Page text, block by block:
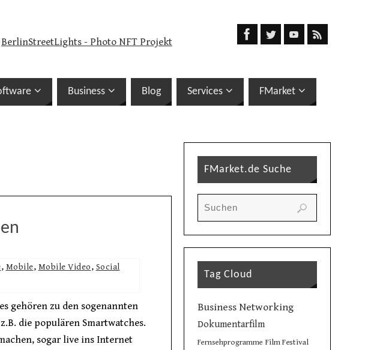
BerlinStreetLights - Photo NFT Projekt
Business Blog Services FMarket
, Mobile, Mobile Video, Social
gehören zu den sogenannten
die populären Smartwatches.
sogar live ins Internet
FMarket.de Suche
Tag Cloud
Business Networking
Dokumentarfilm
Fernsehprogramme Film Festival